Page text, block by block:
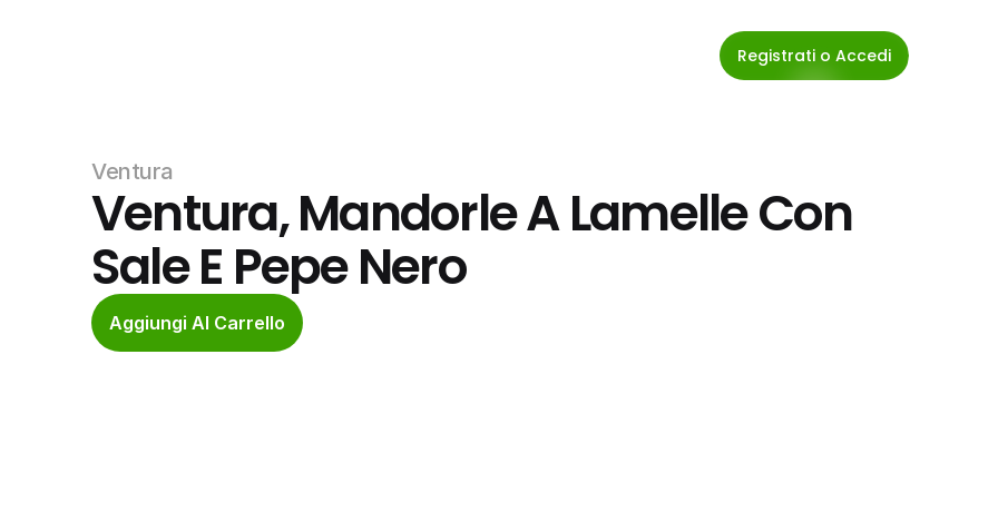
Registrati o Accedi
Ventura
Ventura, Mandorle A Lamelle Con
Sale E Pepe Nero
Aggiungi Al Carrello